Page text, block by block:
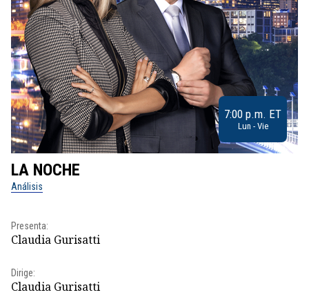
7:00 p.m. ET
Lun - Vie
LA NOCHE
Análisis
Presenta:
Claudia Gurisatti
Dirige:
Claudia Gurisatti